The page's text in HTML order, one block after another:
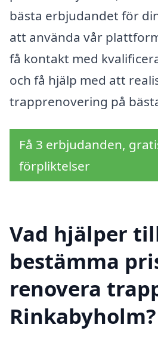
bästa erbjudandet för
att använda vår
få kontakt med
och få hjälp med att
trapprenovering på
Få 3 erbjudanden,
förpliktelser
Vad hjälper
bestämma
renovera
Rinkabyholm?